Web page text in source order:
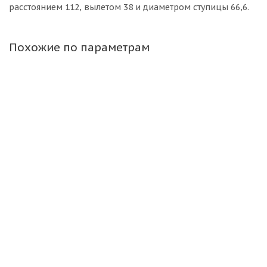
расстоянием 112, вылетом 38 и диаметром ступицы 66,6.
Похожие по параметрам